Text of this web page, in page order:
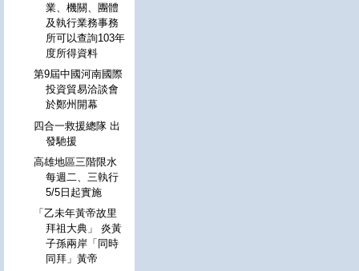
業、機關、團體
及執行業務事務
所可以查詢103年
度所得資料
第9屆中國河南國際
投資貿易洽談會
於鄭州開幕
四合一救援總隊 出
發馳援
高雄地區三階限水
每週二、三執行
5/5日起實施
「乙未年黃帝故里
拜祖大典」 炎黃
子孫兩岸「同時
同拜」黃帝